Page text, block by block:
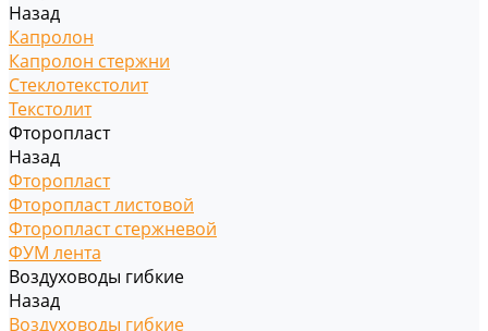
Назад
Капролон
Капролон стержни
Стеклотекстолит
Текстолит
Фторопласт
Назад
Фторопласт
Фторопласт листовой
Фторопласт стержневой
ФУМ лента
Воздуховоды гибкие
Назад
Воздуховоды гибкие